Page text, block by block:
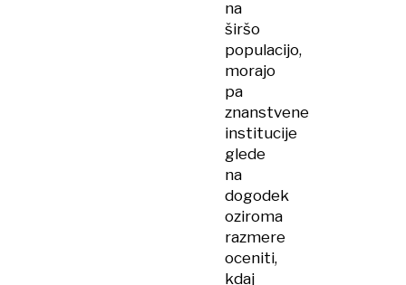
na
širšo
populacijo,
morajo
pa
znanstvene
institucije
glede
na
dogodek
oziroma
razmere
oceniti,
kdaj